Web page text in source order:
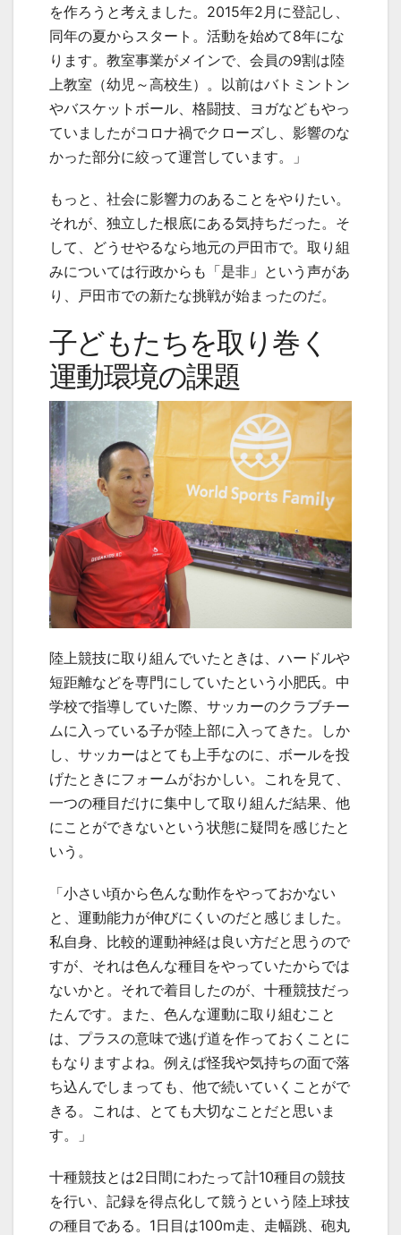
を作ろうと考えました。2015年2月に登記し、
同年の夏からスタート。活動を始めて8年にな
ります。教室事業がメインで、会員の9割は陸
上教室（幼児～高校生）。以前はバトミントン
やバスケットボール、格闘技、ヨガなどもやっ
ていましたがコロナ禍でクローズし、影響のな
かった部分に絞って運営しています。」
もっと、社会に影響力のあることをやりたい。
それが、独立した根底にある気持ちだった。そ
して、どうせやるなら地元の戸田市で。取り組
みについては行政からも「是非」という声があ
り、戸田市での新たな挑戦が始まったのだ。
子どもたちを取り巻く
運動環境の課題
陸上競技に取り組んでいたときは、ハードルや
短距離などを専門にしていたという小肥氏。中
学校で指導していた際、サッカーのクラブチー
ムに入っている子が陸上部に入ってきた。しか
し、サッカーはとても上手なのに、ボールを投
げたときにフォームがおかしい。これを見て、
一つの種目だけに集中して取り組んだ結果、他
にことができないという状態に疑問を感じたと
いう。
「小さい頃から色んな動作をやっておかない
と、運動能力が伸びにくいのだと感じました。
私自身、比較的運動神経は良い方だと思うので
すが、それは色んな種目をやっていたからでは
ないかと。それで着目したのが、十種競技だっ
たんです。また、色んな運動に取り組むこと
は、プラスの意味で逃げ道を作っておくことに
もなりますよね。例えば怪我や気持ちの面で落
ち込んでしまっても、他で続いていくことがで
きる。これは、とても大切なことだと思いま
す。」
十種競技とは2日間にわたって計10種目の競技
を行い、記録を得点化して競うという陸上球技
の種目である。1日目は100m走、走幅跳、砲丸